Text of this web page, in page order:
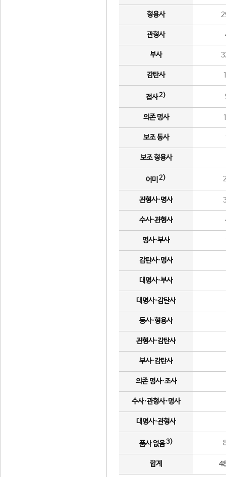
형용사
관형사
부사
감탄사
접사2)
의존 명사
보조 동사
보조 형용사
어미 2)
관형사·명사
수사·관형사
명사·부사
감탄사·명사
대명사·부사
대명사·감탄사
동사·형용사
관형사·감탄사
부사·감탄사
의존 명사·조사
수사·관형사·명사
대명사·관형사
품사 없음3)
합계